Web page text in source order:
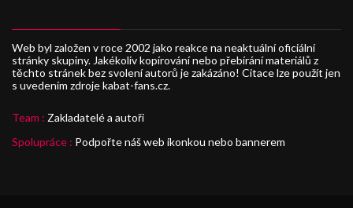
Web byl založen v roce 2002 jako reakce na neaktuální oficiální
stránky skupiny. Jakékoliv kopírování nebo přebírání materiálů z
těchto stránek bez svolení autorů je zakázáno! Citace lze použít jen
s uvedením zdroje kabat-fans.cz.
Team : Zakladatelé a autoři
Spolupráce : Podpořte náš web ikonkou nebo bannerem